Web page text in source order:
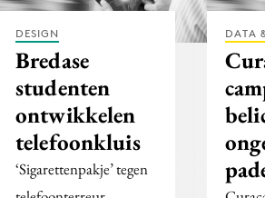
DESIGN
Bredase
studenten
ontwikkelen
telefoonkluis
‘Sigarettenpakje’ tegen
DATA